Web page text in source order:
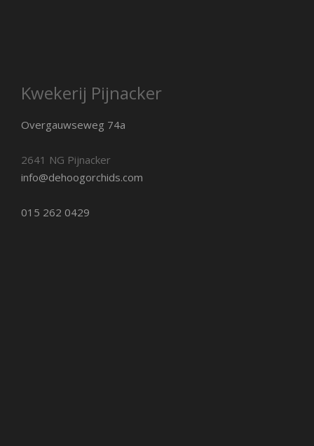
Kwekerij Pijnacker
Overgauwseweg 74a
2641 NG Pijnacker
info@dehoogorchids.com
015 262 0429